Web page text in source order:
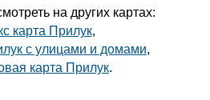
на других картах:
карта Прилук,
с улицами и домами,
карта Прилук.